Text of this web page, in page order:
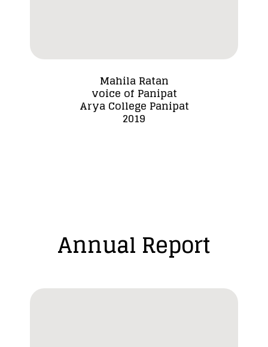
Mahila Ratan
voice of Panipat
Arya College Panipat
2019
Annual Report